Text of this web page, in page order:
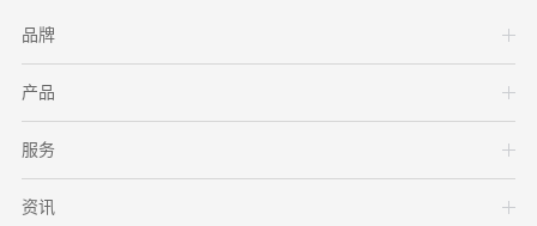
品牌
产品
服务
资讯